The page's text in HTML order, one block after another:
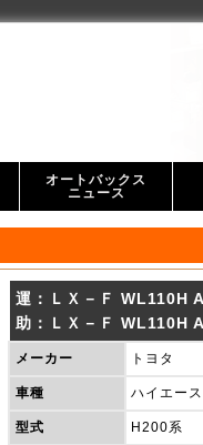
オートバックス
ニュース
オ
ス
運：ＬＸ－Ｆ WL110H
助：ＬＸ－Ｆ WL110H
メーカー トヨタ
車種 ハイエース
型式 H200系